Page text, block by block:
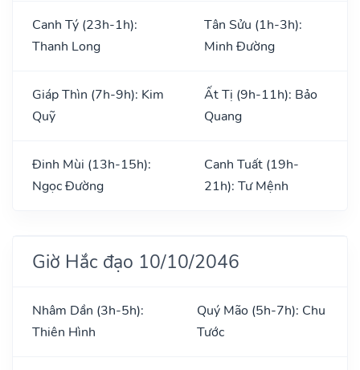
Canh Tý (23h-1h):
Thanh Long
Tân Sửu (1h-3h):
Minh Đường
Giáp Thìn (7h-9h): Kim
Quỹ
Ất Tị (9h-11h): Bảo
Quang
Đinh Mùi (13h-15h):
Ngọc Đường
Canh Tuất (19h-
21h): Tư Mệnh
Giờ Hắc đạo 10/10/2046
Nhâm Dần (3h-5h):
Thiên Hình
Quý Mão (5h-7h): Chu
Tước